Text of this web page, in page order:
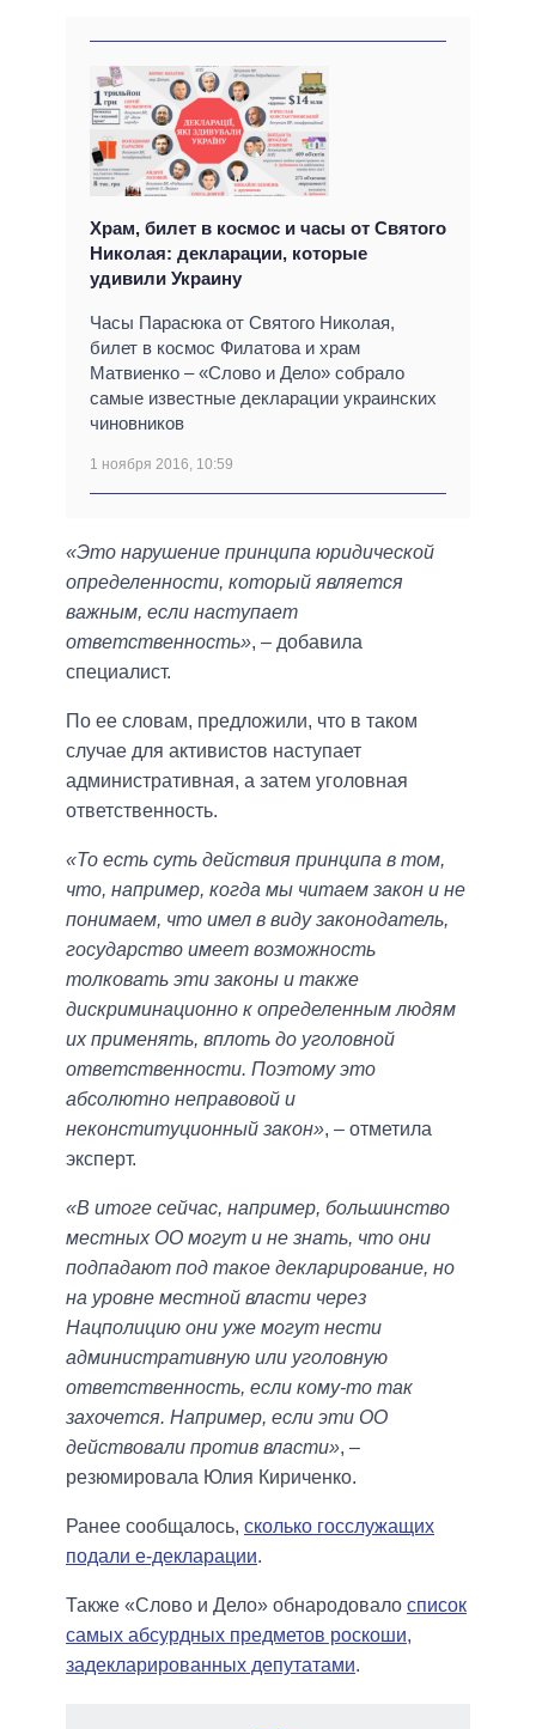
Храм, билет в космос и часы от Святого
Николая: декларации, которые
удивили Украину
Часы Парасюка от Святого Николая,
билет в космос Филатова и храм
Матвиенко – «Слово и Дело» собрало
самые известные декларации украинских
чиновников
1 ноября 2016, 10:59
«Это нарушение принципа юридической
определенности, который является
важным, если наступает
ответственность», – добавила
специалист.
По ее словам, предложили, что в таком
случае для активистов наступает
административная, а затем уголовная
ответственность.
«То есть суть действия принципа в том,
что, например, когда мы читаем закон и не
понимаем, что имел в виду законодатель,
государство имеет возможность
толковать эти законы и также
дискриминационно к определенным людям
их применять, вплоть до уголовной
ответственности. Поэтому это
абсолютно неправовой и
неконституционный закон», – отметила
эксперт.
«В итоге сейчас, например, большинство
местных ОО могут и не знать, что они
подпадают под такое декларирование, но
на уровне местной власти через
Нацполицию они уже могут нести
административную или уголовную
ответственность, если кому-то так
захочется. Например, если эти ОО
действовали против власти», –
резюмировала Юлия Кириченко.
Ранее сообщалось, сколько госслужащих
подали е-декларации.
Также «Слово и Дело» обнародовало список
самых абсурдных предметов роскоши,
задекларированных депутатами.